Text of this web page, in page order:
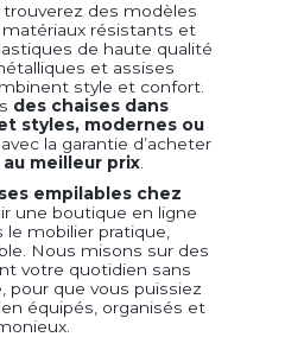
trouverez des modèles
résistants et
de haute qualité
et assises
style et confort.
des chaises dans
styles, modernes ou
la garantie d’acheter
au meilleur prix.
empilables chez
une boutique en ligne
le mobilier pratique,
Nous misons sur des
votre quotidien sans
pour que vous puissiez
équipés, organisés et